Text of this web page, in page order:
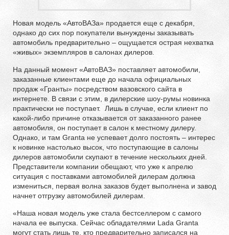
Новая модель «АвтоВАЗа» продается еще с декабря,
однако до сих пор покупатели вынуждены заказывать
автомобиль предварительно – ощущается острая нехватка
«живых» экземпляров в салонах дилеров.
На данный момент «АвтоВАЗ» поставляет автомобили,
заказанные клиентами еще до начала официальных
продаж «Гранты» посредством вазовского сайта в
интернете. В связи с этим, в дилерские шоу-румы новинка
практически не поступает. Лишь в случае, если клиент по
какой-либо причине отказывается от заказанного ранее
автомобиля, он поступает в салон к местному дилеру.
Однако, и там Granta не успевает долго постоять – интерес
к новинке настолько высок, что поступающие в салоны
дилеров автомобили скупают в течение нескольких дней.
Представители компании обещают, что уже к апрелю
ситуация с поставками автомобилей дилерам должна
измениться, первая волна заказов будет выполнена и завод
начнет отгрузку автомобилей дилерам.
«Наша новая модель уже стала бестселлером с самого
начала ее выпуска. Сейчас обладателями Lada Granta
могут стать лишь те, кто предварительно записался на